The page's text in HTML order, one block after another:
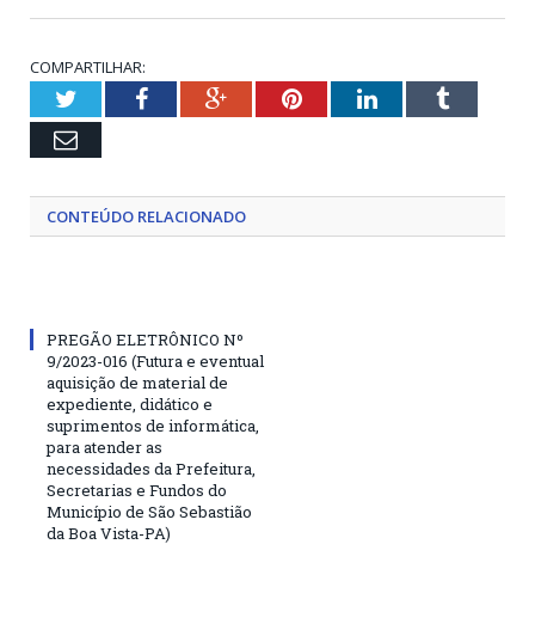
COMPARTILHAR:
TwitterFacebookGoogle+PinterestLinkedInTumblr
Email
CONTEÚDO RELACIONADO
PREGÃO ELETRÔNICO Nº
9/2023-016 (Futura e eventual
aquisição de material de
expediente, didático e
suprimentos de informática,
para atender as
necessidades da Prefeitura,
Secretarias e Fundos do
Município de São Sebastião
da Boa Vista-PA)